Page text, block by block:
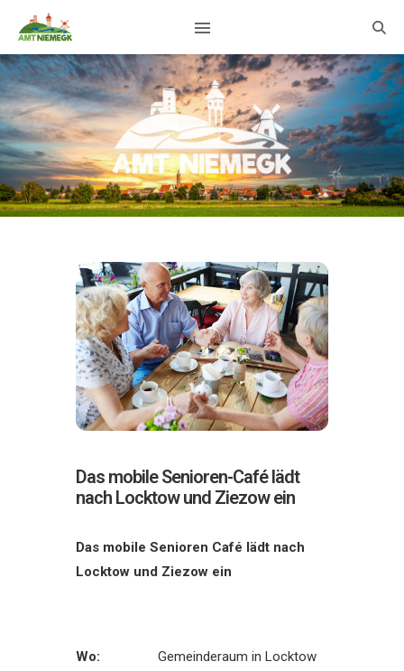
Das mobile Senioren-Café lädt
nach Locktow und Ziezow ein
Das mobile Senioren Café lädt nach
Locktow und Ziezow ein
Wo: Gemeinderaum in Locktow